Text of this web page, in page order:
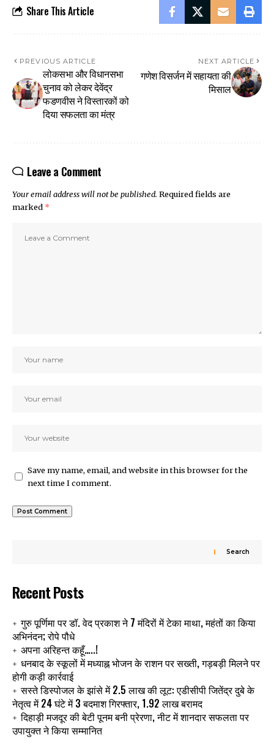
Share This Article
PREVIOUS ARTICLE
लोकसभा और विधानसभा
चुनाव को लेकर देवेंद्र
फडणवीस ने विस्तारकों को
दिया सफलता का मंत्र
NEXT ARTICLE
गणेश विसर्जन में सहायता की
मिसाल
Leave a Comment
Your email address will not be published. Required fields are
marked *
Save my name, email, and website in this browser for the
next time I comment.
Search
Recent Posts
गुरु पूर्णिमा पर डॉ. वेद प्रकाश ने 7 मंदिरों में टेका माथा, महंतों का किया
अभिनंदन; रोपे पौधे
अपना अरिहन्त कहूँ…..!
धनबाद के स्कूलों में मध्याह्न भोजन के राशन पर सख्ती, गड़बड़ी मिलने पर
होगी कड़ी कार्रवाई
सस्ते डिस्पोजल के झांसे में 2.5 लाख की लूट: एडीसीपी जितेंद्र दुबे के
नेतृत्व में 24 घंटे में 3 बदमाश गिरफ्तार, 1.92 लाख बरामद
दिहाड़ी मजदूर की बेटी पूनम बनी प्रेरणा, नीट में शानदार सफलता पर
उपायुक्त ने किया सम्मानित